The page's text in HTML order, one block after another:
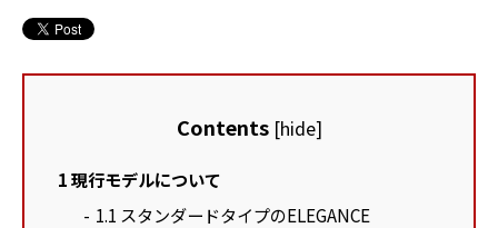
Contents [hide]
1現行モデルについて
1.1 スタンダードタイプのELEGANCE